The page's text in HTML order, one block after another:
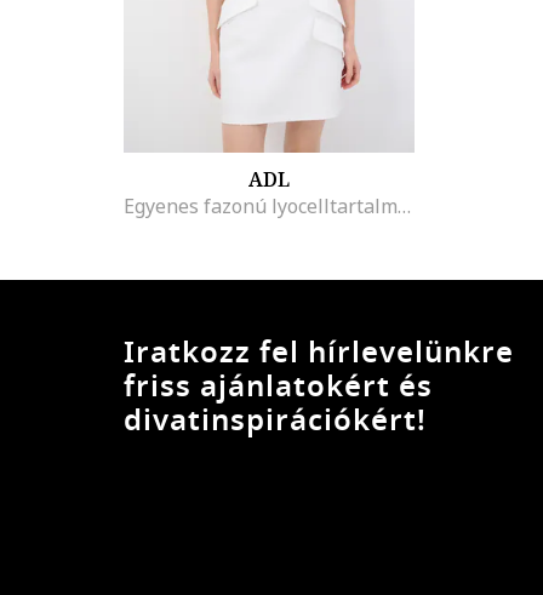
ADL
Egyenes fazonú lyocelltartalmú ruha díszrátétekkel, Fehér
Iratkozz fel hírlevelünkre
friss ajánlatokért és
divatinspirációkért!